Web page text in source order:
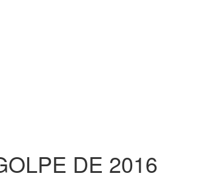
DE 2016